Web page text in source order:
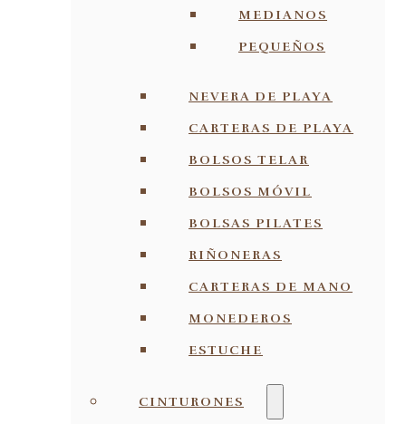
MEDIANOS
PEQUEÑOS
NEVERA DE PLAYA
CARTERAS DE PLAYA
BOLSOS TELAR
BOLSOS MÓVIL
BOLSAS PILATES
RIÑONERAS
CARTERAS DE MANO
MONEDEROS
ESTUCHE
CINTURONES